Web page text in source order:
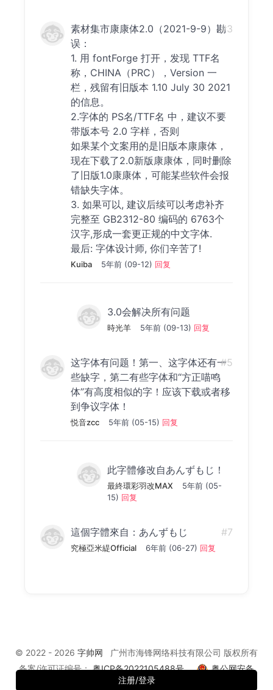
注册/登录
素材集市康康体2.0（2021-9-9）勘
误：
1. 用 fontForge 打开，发现 TTF名
称，CHINA（PRC），Version 一
栏，残留有旧版本 1.10 July 30 2021
的信息。
2.字体的 PS名/TTF名 中，建议不要
带版本号 2.0 字样，否则
如果某个文案用的是旧版本康康体，
现在下载了2.0新版康康体，同时删除
了旧版1.0康康体，可能某些软件会报
错缺失字体。
3. 如果可以, 建议后续可以考虑补齐
完整至 GB2312-80 编码的 6763个
汉字,形成一套更正规的中文字体.
最后: 字体设计师, 你们辛苦了!
Kuiba 5年前 (09-12) 回复
#3
3.0会解决所有问题
時光羊 5年前 (09-13) 回复
这字体有问题！第一、这字体还有一
些缺字，第二有些字体和“方正喵鸣
体”有高度相似的字！应该下载或者移
到争议字体！
悦音zcc 5年前 (05-15) 回复
#5
此字體修改自あんずもじ！
最終環彩羽改MAX
5年前 (05-
15) 回复
這個字體來自：あんずもじ
究極亞米緹Official 6年前 (06-27) 回复
#7
© 2022 - 2026 字帅网 广州市海锋网络科技有限公司 版权所有
备案/许可证编号：粤ICP备2022105488号
粤公网安备
44010602010900号